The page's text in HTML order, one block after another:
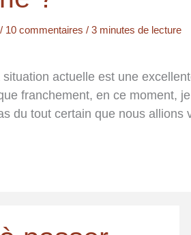
/ 10 commentaires / 3 minutes de lecture
actuelle est une
franchement, en ce moment,
du tout certain que nous